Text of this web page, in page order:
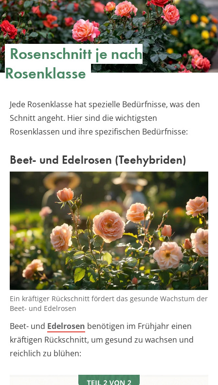
Rosenschnitt je nach
Rosenklasse
Jede Rosenklasse hat spezielle Bedürfnisse, was den
Schnitt angeht. Hier sind die wichtigsten
Rosenklassen und ihre spezifischen Bedürfnisse:
Beet- und Edelrosen (Teehybriden)
Ein kräftiger Rückschnitt fördert das gesunde Wachstum der
Beet- und Edelrosen
Beet- und Edelrosen benötigen im Frühjahr einen
kräftigen Rückschnitt, um gesund zu wachsen und
reichlich zu blühen: